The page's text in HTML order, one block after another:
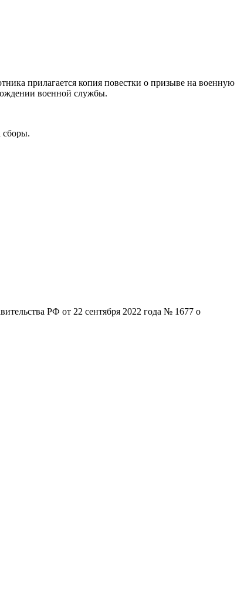
прилагается копия повестки о призыве на военную
военной службы.
сборы.
РФ от 22 сентября 2022 года № 1677 о